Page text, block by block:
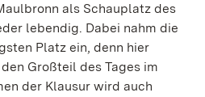
als Schauplatz des
lebendig. Dabei nahm die
Platz ein, denn hier
Großteil des Tages im
der Klausur wird auch